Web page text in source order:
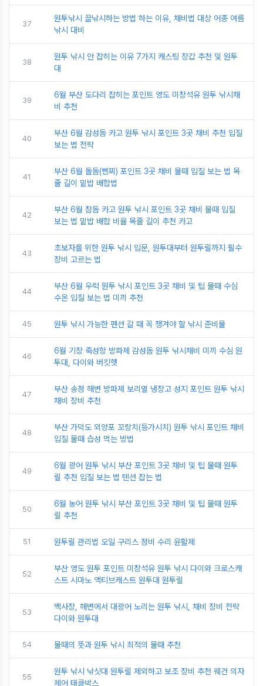
37
원투낚시 끌낚시하는 방법 하는 이유, 채비법 대상 어종 여름
낚시 대비
38
원투 낚시 안 잡히는 이유 7가지 캐스팅 장갑 추천 및 원투
대
39
6월 부산 도다리 잡히는 포인트 영도 미창석유 원투 낚시채
비 추천
40
부산 6월 감성돔 카고 원투 낚시 포인트 3곳 채비 추천 입질
보는 법 전략
41
부산 6월 돌돔(뻰찌) 포인트 3곳 채비 물때 입질 보는 법 목
줄 길이 밑밥 배합법
42
부산 6월 참돔 카고 원투 낚시 포인트 3곳 채비 물때 입질
보는 법 밑밥 배합 비율 목줄 길이 추천 카고
43
초보자를 위한 원투 낚시 입문, 원투대부터 원투릴까지 필수
장비 고르는 법
44
부산 6월 우럭 원투 낚시 포인트 3곳 채비 및 팁 물때 수심
수온 입질 보는 법 미끼 추천
45 원투 낚시 가능한 펜션 갈 때 꼭 챙겨야 할 낚시 준비물
46
6월 기장 죽성항 방파제 감성돔 원투 낚시채비 미끼 수심 원
투대, 다이와 버킷햇
47
부산 송정 해변 방파제 보리멸 냉장고 성지 포인트 원투 낚시
채비 장비 추천
48
부산 가덕도 외양포 꼬랑치(등가시치) 원투 낚시 포인트 채비
입질 물때 습성 먹는 방법
49
6월 광어 원투 낚시 부산 포인트 3곳 채비 및 팁 물때 원투
릴 추천 입질 보는 법 텐션 잡는 법
50
6월 농어 원투 낚시 부산 포인트 3곳 채비 및 팁 물때 원투
릴 추천
51 원투릴 관리법 오일 구리스 정비 수리 윤활제
52
부산 영도 원투 포인트 미창석유 원투 낚시 다이와 크로스캐
스트 시마노 액티브캐스트 원투대 원투릴
53
백사장, 해변에서 대광어 노리는 원투 낚시, 채비 장비 전략
다이와 원투대
54 물때의 뜻과 원투 낚시 최적의 물때 추천
55
원투 낚시 낚싯대 원투릴 제외하고 보조 장비 추천 웨건 의자
체어 태클박스